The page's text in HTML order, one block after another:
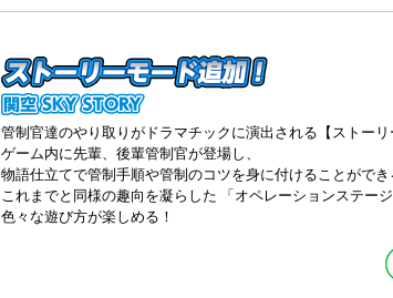
管制官達のやり取りがドラマチックに演出される【ストー
ゲーム内に先輩、後輩管制官が登場し、
物語仕立てで管制手順や管制のコツを身に付けることができ
これまでと同様の趣向を凝らした 「オペレーションステー
色々な遊び方が楽しめる！